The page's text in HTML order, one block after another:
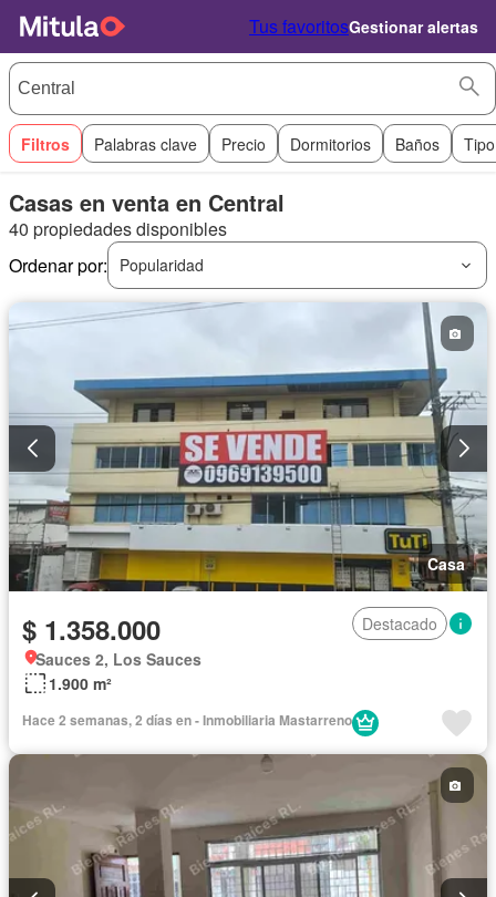
Tus favoritosGestionar alertas
Filtros Palabras clave Precio Dormitorios Baños
Casas en venta en Central
40 propiedades disponibles
Ordenar por:
Popularidad
Casa
$ 1.358.000
Destacado
Sauces 2, Los Sauces
1.900 m²
Hace 2 semanas, 2 días en - Inmobiliaria Mastarreno